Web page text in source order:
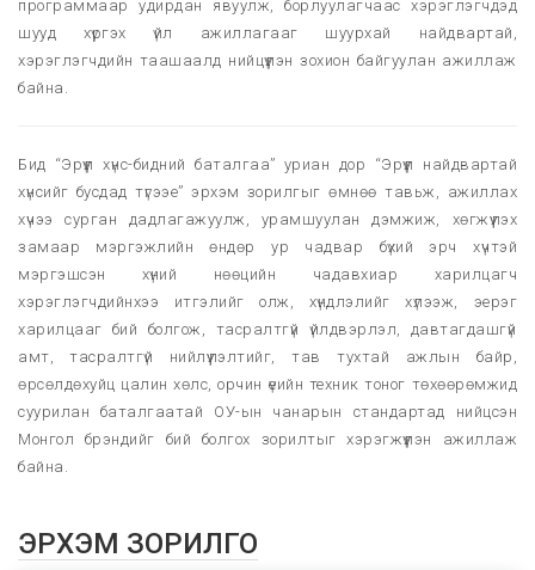
программаар удирдан явуулж, борлуулагчаас хэрэглэгчдэд
шууд хүргэх үйл ажиллагааг шуурхай найдвартай,
хэрэглэгчдийн таашаалд нийцүүлэн зохион байгуулан ажиллаж
байна.
Бид “Эрүүл хүнс-бидний баталгаа” уриан дор “Эрүүл найдвартай
хүнсийг бусдад түгээе” эрхэм зорилгыг өмнөө тавьж, ажиллах
хүчээ сурган дадлагажуулж, урамшуулан дэмжиж, хөгжүүлэх
замаар мэргэжлийн өндөр ур чадвар бүхий эрч хүчтэй
мэргэшсэн хүний нөөцийн чадавхиар харилцагч
хэрэглэгчдийнхээ итгэлийг олж, хүндлэлийг хүлээж, эерэг
харилцааг бий болгож, тасралтгүй үйлдвэрлэл, давтагдашгүй
амт, тасралтгүй нийлүүлэлтийг, тав тухтай ажлын байр,
өрсөлдөхуйц цалин хөлс, орчин үеийн техник тоног төхөөрөмжид
суурилан баталгаатай ОУ-ын чанарын стандартад нийцсэн
Монгол брэндийг бий болгох зорилтыг хэрэгжүүлэн ажиллаж
байна.
ЭРХЭМ ЗОРИЛГО